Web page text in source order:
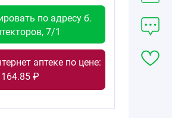
от58.10
Прана таблетки
таблетки 10мг
по адресу б.
7/1
аптеке по цене:
164.85 ₽